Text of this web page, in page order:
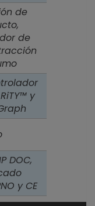
de
de
y
DOC,
y CE